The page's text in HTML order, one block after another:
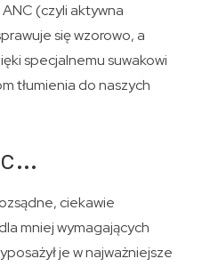
(czyli aktywna
się wzorowo, a
specjalnemu suwakowi
tłumienia do naszych
ciekawie
mniej wymagających
je w najważniejsze